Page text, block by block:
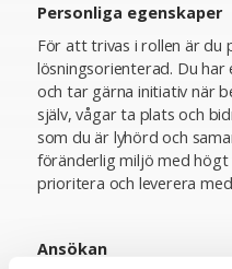
Personliga egenskaper
För att trivas i rollen är du
lösningsorienterad. Du
och tar gärna initiativ när
själv, vågar ta plats och
som du är lyhörd och
föränderlig miljö med
prioritera och leverera
Ansökan